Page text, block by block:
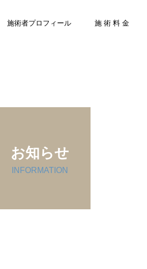
施術者プロフィール 施 術 料 金
お知らせ
INFORMATION